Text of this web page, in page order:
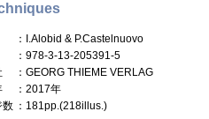
：I.Alobid & P.Castelnuovo
：978-3-13-205391-5
：GEORG THIEME VERLAG
：2017年
数 ：181pp.(218illus.)